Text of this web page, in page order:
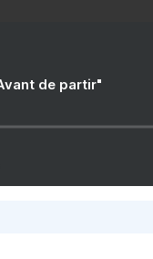
de partir"